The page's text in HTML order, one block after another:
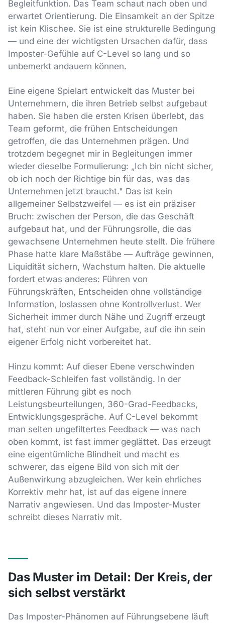
Begleitfunktion. Das Team schaut nach oben und
erwartet Orientierung. Die Einsamkeit an der Spitze
ist kein Klischee. Sie ist eine strukturelle Bedingung
— und eine der wichtigsten Ursachen dafür, dass
Imposter-Gefühle auf C-Level so lang und so
unbemerkt andauern können.
Eine eigene Spielart entwickelt das Muster bei
Unternehmern, die ihren Betrieb selbst aufgebaut
haben. Sie haben die ersten Krisen überlebt, das
Team geformt, die frühen Entscheidungen
getroffen, die das Unternehmen prägen. Und
trotzdem begegnet mir in Begleitungen immer
wieder dieselbe Formulierung: „Ich bin nicht sicher,
ob ich noch der Richtige bin für das, was das
Unternehmen jetzt braucht." Das ist kein
allgemeiner Selbstzweifel — es ist ein präziser
Bruch: zwischen der Person, die das Geschäft
aufgebaut hat, und der Führungsrolle, die das
gewachsene Unternehmen heute stellt. Die frühere
Phase hatte klare Maßstäbe — Aufträge gewinnen,
Liquidität sichern, Wachstum halten. Die aktuelle
fordert etwas anderes: Führen von
Führungskräften, Entscheiden ohne vollständige
Information, loslassen ohne Kontrollverlust. Wer
Sicherheit immer durch Nähe und Zugriff erzeugt
hat, steht nun vor einer Aufgabe, auf die ihn sein
eigener Erfolg nicht vorbereitet hat.
Hinzu kommt: Auf dieser Ebene verschwinden
Feedback-Schleifen fast vollständig. In der
mittleren Führung gibt es noch
Leistungsbeurteilungen, 360-Grad-Feedbacks,
Entwicklungsgespräche. Auf C-Level bekommt
man selten ungefiltertes Feedback — was nach
oben kommt, ist fast immer geglättet. Das erzeugt
eine eigentümliche Blindheit und macht es
schwerer, das eigene Bild von sich mit der
Außenwirkung abzugleichen. Wer kein ehrliches
Korrektiv mehr hat, ist auf das eigene innere
Narrativ angewiesen. Und das Imposter-Muster
schreibt dieses Narrativ mit.
Das Muster im Detail: Der Kreis, der
sich selbst verstärkt
Das Imposter-Phänomen auf Führungsebene läuft